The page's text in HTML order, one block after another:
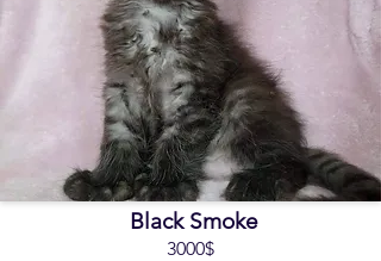
Black Smoke
3000$